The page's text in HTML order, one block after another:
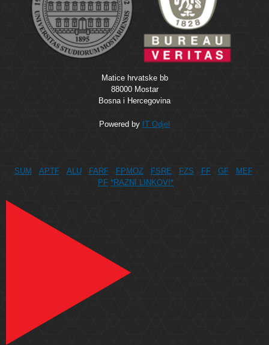
Matice hrvatske bb
88000 Mostar
Bosna i Hercegovina
Powered by IT Odjel
SUM APTF ALU FARF FPMOZ FSRE FZS FF GF
MEF
PF *RAZNI LINKOVI*